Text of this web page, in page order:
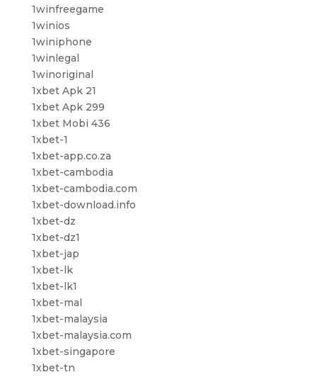
1winfreegame
1winios
1winiphone
1winlegal
1winoriginal
1xbet Apk 21
1xbet Apk 299
1xbet Mobi 436
1xbet-1
1xbet-app.co.za
1xbet-cambodia
1xbet-cambodia.com
1xbet-download.info
1xbet-dz
1xbet-dz1
1xbet-jap
1xbet-lk
1xbet-lk1
1xbet-mal
1xbet-malaysia
1xbet-malaysia.com
1xbet-singapore
1xbet-tn